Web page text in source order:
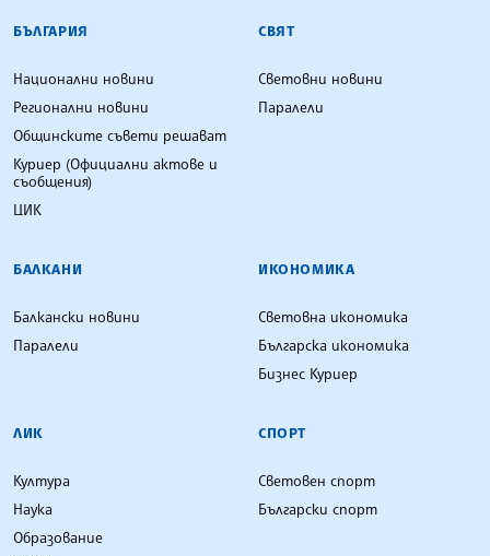
БЪЛГАРСКА ТЕЛЕГРАФНА АГЕНЦИЯ
БЪЛГАРИЯ
Национални новини
Регионални новини
Общинските съвети решават
Куриер (Официални актове и
съобщения)
ЦИК
СВЯТ
Световни новини
Паралели
БАЛКАНИ
Балкански новини
Паралели
ИКОНОМИКА
Световна икономика
Българска икономика
Бизнес Куриер
ЛИК
Култура
Наука
Образование
СПОРТ
Световен спорт
Български спорт